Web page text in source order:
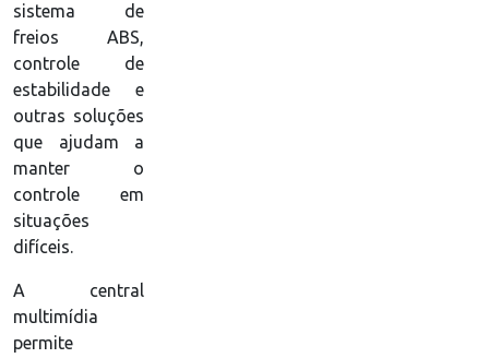
sistema de
freios ABS,
controle de
estabilidade e
outras soluções
que ajudam a
manter o
controle em
situações
difíceis.
A central
multimídia
permite